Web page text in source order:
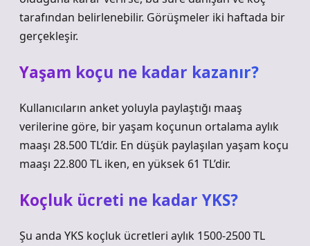
tarafından belirlenebilir. Görüşmeler iki haftada bir
gerçekleşir.
Yaşam koçu ne kadar kazanır?
Kullanıcıların anket yoluyla paylaştığı maaş
verilerine göre, bir yaşam koçunun ortalama aylık
maaşı 28.500 TL’dir. En düşük paylaşılan yaşam koçu
maaşı 22.800 TL iken, en yüksek 61 TL’dir.
Koçluk ücreti ne kadar YKS?
Şu anda YKS koçluk ücretleri aylık 1500-2500 TL